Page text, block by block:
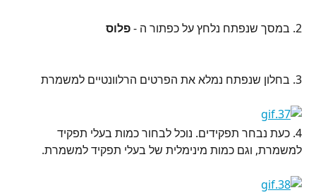
2. במסך שנפתח נלחץ על כפתור ה - פלוס
3. בחלון שנפתח נמלא את הפרטים הרלוונטיים למשמרת
4. כעת נבחר תפקידים. נוכל לבחור כמות בעלי תפקיד
למשמרת, וגם כמות מינימלית של בעלי תפקיד למשמרת.